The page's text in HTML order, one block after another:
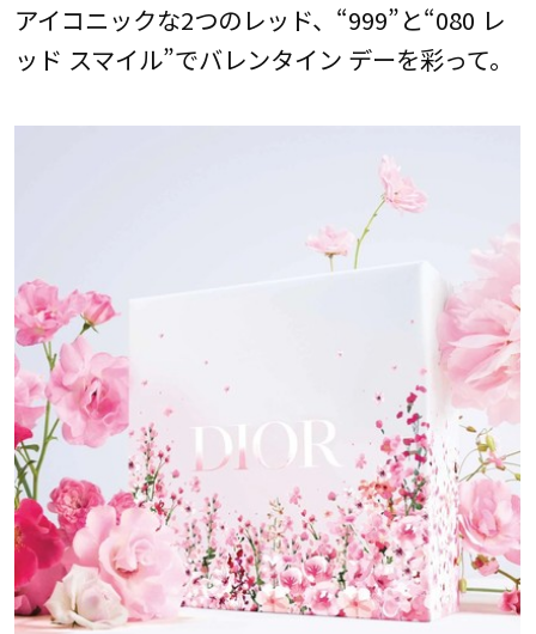
アイコニックな2つのレッド、“999”と“080 レ
ッド スマイル”でバレンタイン デーを彩って。